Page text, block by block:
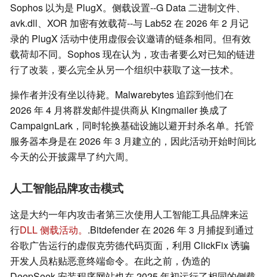
Sophos 以为是 PlugX。侧载设置--G Data 二进制文件、
avk.dll、XOR 加密有效载荷--与 Lab52 在 2026 年 2 月记
录的 PlugX 活动中使用虚假会议邀请的链条相同。但有效
载荷却不同。Sophos 现在认为，攻击者要么对已知的链进
行了改装，要么完全从另一个组织中获取了这一技术。
操作者并没有坐以待毙。Malwarebytes 追踪到他们在
2026 年 4 月将群发邮件提供商从 Kingmailer 换成了
CampaignLark，同时轮换基础设施以避开封杀名单。托管
服务器本身是在 2026 年 3 月建立的，因此活动开始时间比
今天的公开披露早了约六周。
人工智能品牌攻击模式
这是大约一年内攻击者第三次使用人工智能工具品牌来运
行DLL 侧载活动。 .Bitdefender 在 2026 年 3 月捕捉到通过
谷歌广告运行的虚假克劳德代码页面，利用 ClickFix 诱骗
开发人员粘贴恶意终端命令。在此之前，伪造的